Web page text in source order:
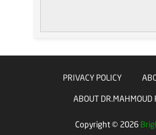
PRIVACY POLICY
ABOUT DR.MAHMOUD
Copyright © 2026